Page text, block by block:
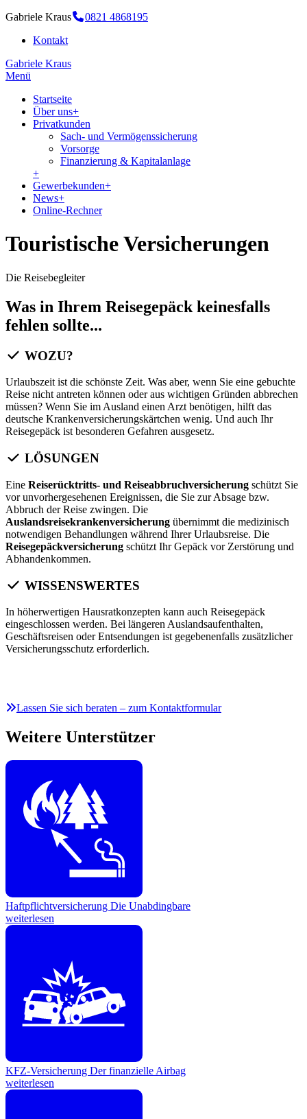
Gabriele Kraus
0821 4868195
Kontakt
Gabriele Kraus
Menü
Startseite
Über uns+
Privatkunden
Sach- und Vermögenssicherung
Vorsorge
Finanzierung & Kapitalanlage
+
Gewerbekunden+
News+
Online-Rechner
Touristische Versicherungen
Die Reisebegleiter
Was in Ihrem Reisegepäck keinesfalls
fehlen sollte...
WOZU?
Urlaubszeit ist die schönste Zeit. Was aber, wenn Sie eine gebuchte
Reise nicht antreten können oder aus wichtigen Gründen abbrechen
müssen? Wenn Sie im Ausland einen Arzt benötigen, hilft das
deutsche Krankenversicherungskärtchen wenig. Und auch Ihr
Reisegepäck ist besonderen Gefahren ausgesetz.
LÖSUNGEN
Eine Reiserücktritts- und Reiseabbruchversicherung schützt Sie
vor unvorhergesehenen Ereignissen, die Sie zur Absage bzw.
Abbruch der Reise zwingen. Die
Auslandsreisekrankenversicherung übernimmt die medizinisch
notwendigen Behandlungen während Ihrer Urlaubsreise. Die
Reisegepäckversicherung schützt Ihr Gepäck vor Zerstörung und
Abhandenkommen.
WISSENSWERTES
In höherwertigen Hausratkonzepten kann auch Reisegepäck
eingeschlossen werden. Bei längeren Auslandsaufenthalten,
Geschäftsreisen oder Entsendungen ist gegebenenfalls zusätzlicher
Versicherungsschutz erforderlich.
Lassen Sie sich beraten – zum Kontaktformular
Weitere Unterstützer
Haftpflichtversicherung Die Unabdingbare
weiterlesen
KFZ-Versicherung Der finanzielle Airbag
weiterlesen